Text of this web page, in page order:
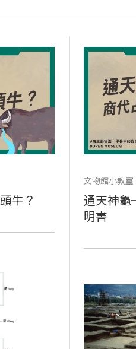
牛？
文物館小教室
通天神
明書